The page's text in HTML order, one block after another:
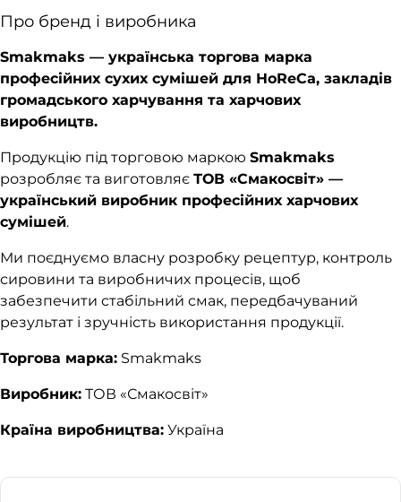
Про бренд і виробника
Smakmaks — українська торгова марка
професійних сухих сумішей для HoReCa, закладів
громадського харчування та харчових
виробництв.
Продукцію під торговою маркою Smakmaks
розробляє та виготовляє ТОВ «Смакосвіт» —
український виробник професійних харчових
сумішей.
Ми поєднуємо власну розробку рецептур, контроль
сировини та виробничих процесів, щоб
забезпечити стабільний смак, передбачуваний
результат і зручність використання продукції.
Торгова марка: Smakmaks
Виробник: ТОВ «Смакосвіт»
Країна виробництва: Україна